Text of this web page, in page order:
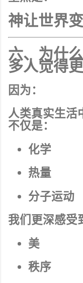
神让世界
六、为什
多人觉得
因为：
人类真实生活
不仅是：
化学
热量
分子运动
我们更深感受
美
秩序